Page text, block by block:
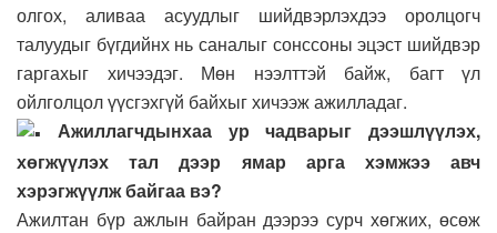
олгох, аливаа асуудлыг шийдвэрлэхдээ оролцогч
талуудыг бүгдийнх нь саналыг сонссоны эцэст шийдвэр
гаргахыг хичээдэг. Мөн нээлттэй байж, багт үл
ойлголцол үүсгэхгүй байхыг хичээж ажилладаг.
Ажиллагчдынхаа ур чадварыг дээшлүүлэх,
хөгжүүлэх тал дээр ямар арга хэмжээ авч
хэрэгжүүлж байгаа вэ?
Ажилтан бүр ажлын байран дээрээ сурч хөгжих, өсөж